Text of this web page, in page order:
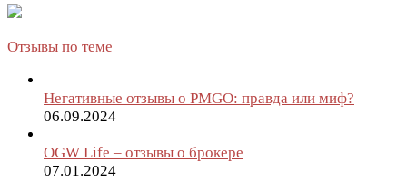
Отзывы по теме
Негативные отзывы о PMGO: правда или миф?
06.09.2024
OGW Life – отзывы о брокере
07.01.2024